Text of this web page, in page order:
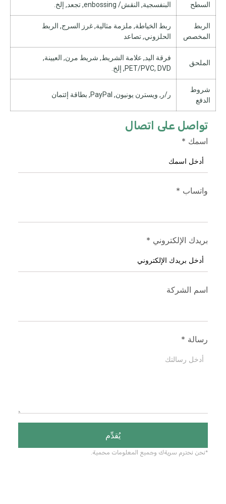
السطح
البنفسجية, النقش/ enbossing, تجعد, إلخ.
الربط
المخصص
ربط الخياطة, ملزمة مثالية, غرز السرج, الربط
الحلزوني, تصاعد
الملحق
فرقة اليد, علامة الشريط, شريط مرن, العيينة,
PET/PVC, DVD, إلخ.
شروط
الدفع
ر/ر, ويسترن يونيون, PayPal, بطاقة إئتمان
تواصل على اتصال
اسمك *
واتساب *
بريدك الإلكتروني *
اسم الشركة
رسالة *
يُقدِّم
*نحن نحترم سريةك وجميع المعلومات محمية.